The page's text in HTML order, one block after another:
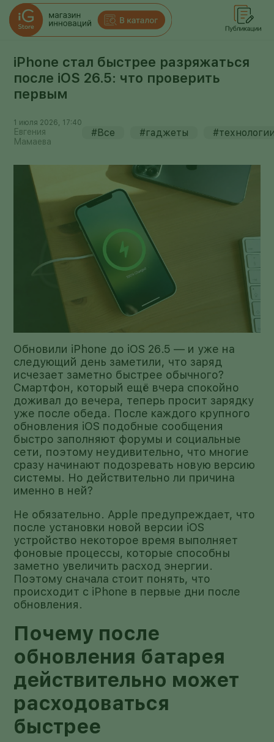
iPhone стал быстрее разряжаться
после iOS 26.5: что проверить
первым
1 июля 2026, 17:40
Евгения
Мамаева
#Все #гаджеты
Обновили iPhone до iOS 26.5 — и уже на
следующий день заметили, что заряд
исчезает заметно быстрее обычного?
Смартфон, который ещё вчера спокойно
доживал до вечера, теперь просит зарядку
уже после обеда. После каждого крупного
обновления iOS подобные сообщения
быстро заполняют форумы и социальные
сети, поэтому неудивительно, что многие
сразу начинают подозревать новую версию
системы. Но действительно ли причина
именно в ней?
Не обязательно. Apple предупреждает, что
после установки новой версии iOS
устройство некоторое время выполняет
фоновые процессы, которые способны
заметно увеличить расход энергии.
Поэтому сначала стоит понять, что
происходит с iPhone в первые дни после
обновления.
Почему после
обновления батарея
действительно может
расходоваться
быстрее